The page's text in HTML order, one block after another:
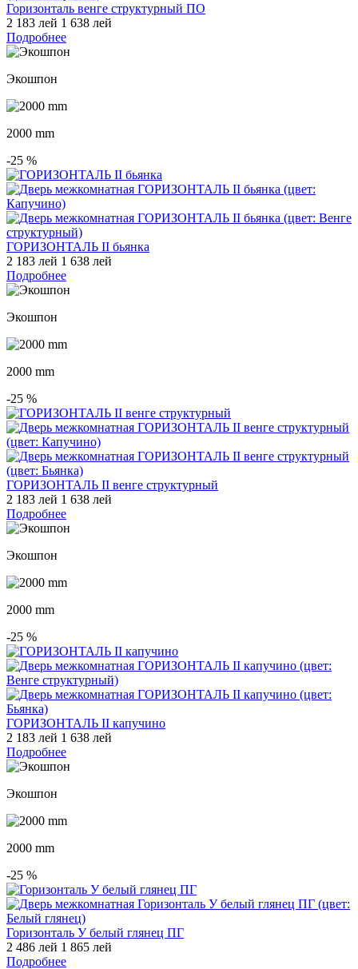
Горизонталь венге структурный ПО
2 183 лей 1 638 лей
Подробнее
Экошпон
2000 mm
-25 %
ГОРИЗОНТАЛЬ II бьянка
2 183 лей 1 638 лей
Подробнее
Экошпон
2000 mm
-25 %
ГОРИЗОНТАЛЬ II венге структурный
2 183 лей 1 638 лей
Подробнее
Экошпон
2000 mm
-25 %
ГОРИЗОНТАЛЬ II капучино
2 183 лей 1 638 лей
Подробнее
Экошпон
2000 mm
-25 %
Горизонталь У белый глянец ПГ
2 486 лей 1 865 лей
Подробнее